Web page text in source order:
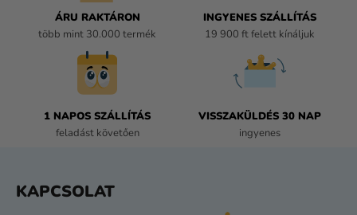
ÁRU RAKTÁRON
több mint 30.000 termék
INGYENES SZÁLLÍTÁS
19 900 ft felett kínáljuk
1 NAPOS SZÁLLÍTÁS
feladást követően
VISSZAKÜLDÉS 30 NAP
ingyenes
KAPCSOLAT